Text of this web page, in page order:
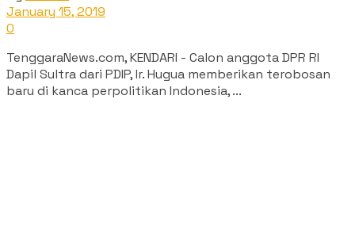
January 15, 2019
0
TenggaraNews.com, KENDARI - Calon anggota DPR RI
Dapil Sultra dari PDIP, Ir. Hugua memberikan terobosan
baru di kanca perpolitikan Indonesia, ...